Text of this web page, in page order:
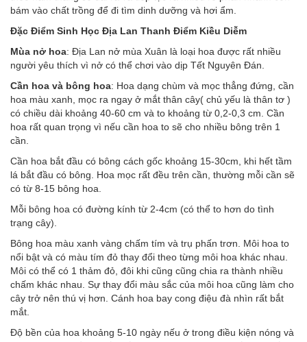
bám vào chất trồng để đi tìm dinh dưỡng và hơi ẩm.
Đặc Điểm Sinh Học Địa Lan Thanh Điểm Kiều Diễm
Mùa nở hoa: Địa Lan nở mùa Xuân là loại hoa được rất nhiều
người yêu thích vì nở có thể chơi vào dịp Tết Nguyên Đán.
Cần hoa và bông hoa: Hoa dạng chùm và mọc thẳng đứng, cần
hoa màu xanh, mọc ra ngay ở mắt thân cây( chủ yếu là thân tơ )
có chiều dài khoảng 40-60 cm và to khoảng từ 0,2-0,3 cm. Cần
hoa rất quan trọng vì nếu cần hoa to sẽ cho nhiều bông trên 1
cần.
Cần hoa bắt đầu có bông cách gốc khoảng 15-30cm, khi hết tầm
lá bắt đầu có bông. Hoa mọc rất đều trên cần, thường mỗi cần sẽ
có từ 8-15 bông hoa.
Mỗi bông hoa có đường kính từ 2-4cm (có thể to hơn do tình
trạng cây).
Bông hoa màu xanh vàng chấm tím và trụ phấn trơn. Môi hoa to
nổi bật và có màu tím đỏ thay đổi theo từng môi hoa khác nhau.
Môi có thể có 1 thảm đỏ, đôi khi cũng cũng chia ra thành nhiều
chấm khác nhau. Sự thay đổi màu sắc của môi hoa cũng làm cho
cây trở nên thú vị hơn. Cánh hoa bay cong điệu đà nhìn rất bắt
mắt.
Độ bền của hoa khoảng 5-10 ngày nếu ở trong điều kiện nóng và